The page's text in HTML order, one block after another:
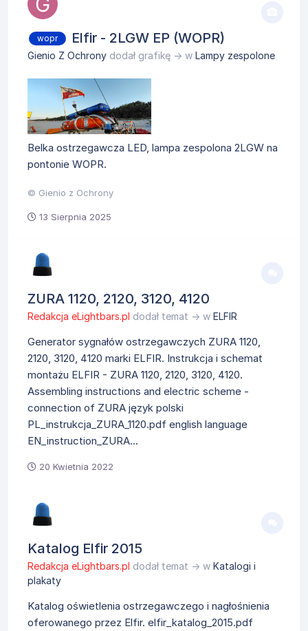
wopr Elfir - 2LGW EP (WOPR)
Gienio Z Ochrony dodał grafikę → w Lampy zespolone
Belka ostrzegawcza LED, lampa zespolona 2LGW na
pontonie WOPR.
© Gienio z Ochrony
13 Sierpnia 2025
ZURA 1120, 2120, 3120, 4120
Redakcja eLightbars.pl dodał temat → w ELFIR
Generator sygnałów ostrzegawczych ZURA 1120,
2120, 3120, 4120 marki ELFIR. Instrukcja i schemat
montażu ELFIR - ZURA 1120, 2120, 3120, 4120.
Assembling instructions and electric scheme -
connection of ZURA język polski
PL_instrukcja_ZURA_1120.pdf english language
EN_instruction_ZURA...
20 Kwietnia 2022
Katalog Elfir 2015
Redakcja eLightbars.pl dodał temat → w Katalogi i
plakaty
Katalog oświetlenia ostrzegawczego i nagłośnienia
oferowanego przez Elfir. elfir_katalog_2015.pdf